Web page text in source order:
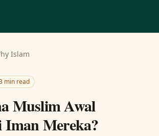
Islam
min read
Muslim Awal
Mereka?